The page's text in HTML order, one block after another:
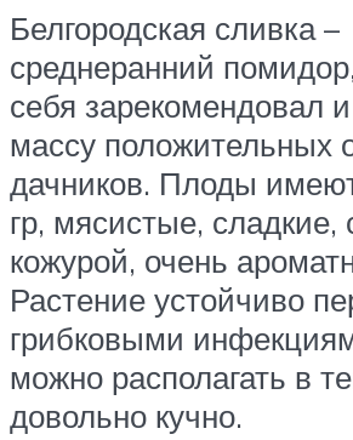
Белгородская сливка –
среднеранний
себя зарекомендовал
массу положительных
дачников. Плоды
гр, мясистые, сладкие,
кожурой, очень
Растение устойчиво
грибковыми
можно располагать в
довольно кучно.